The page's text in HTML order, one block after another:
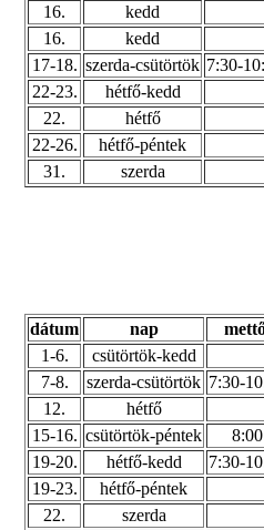
16.
kedd
16.
kedd
17-18. szerda-csütörtök 7:30-
22-23.
hétfő-kedd
22.
hétfő
22-26.
hétfő-péntek
31.
szerda
dátum nap
1-6.
csütörtök-kedd
7-8. szerda-csütörtök 7:30-
12.
hétfő
15-16. csütörtök-péntek 8:00
19-20.
hétfő-kedd 7:30-
19-23.
hétfő-péntek
22.
szerda